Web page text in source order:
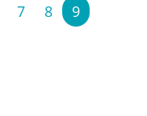
7 8 9